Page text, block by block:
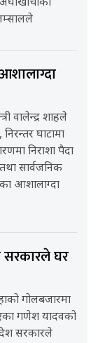
वालेन्द्र शाहले
घाटामा
निराशा पैदा
तथा सार्वजनिक
आशालाग्दा
सरकारले घर
गोलबजारमा
गणेश यादवको
सरकारले